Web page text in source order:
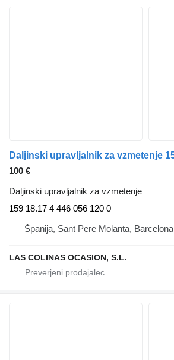
100 €
Daljinski upravljalnik za vzmetenje
159 18.17 4 446 056 120 0
Španija, Sant Pere Molanta, Barcelona
LAS COLINAS OCASION, S.L.